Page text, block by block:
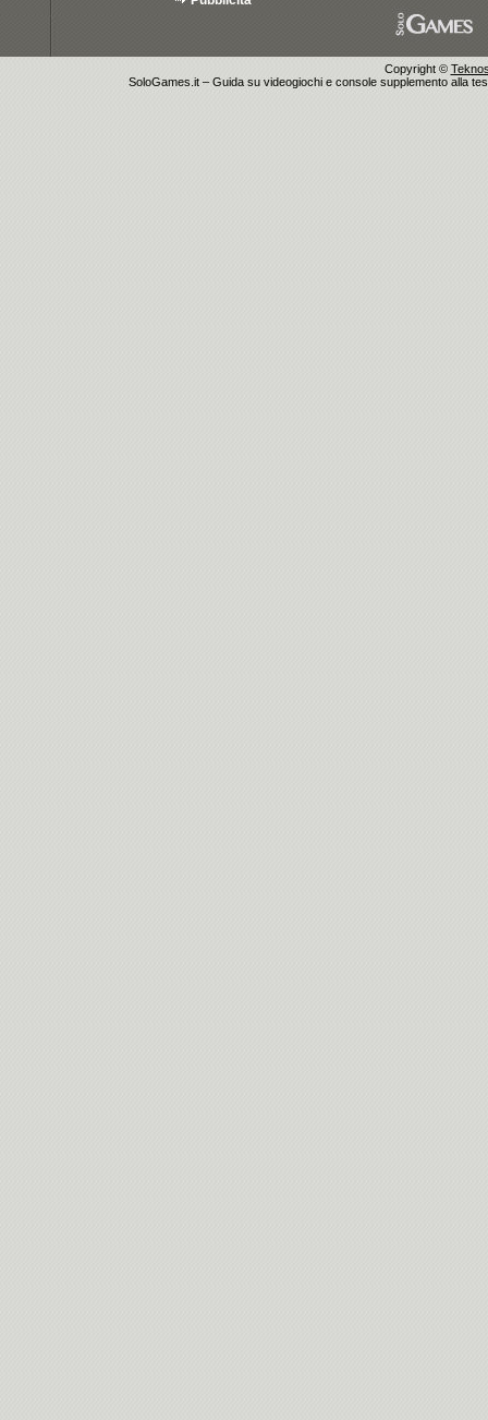
Copyright ©
SoloGames.it – Guida su videogiochi e console supplemento alla